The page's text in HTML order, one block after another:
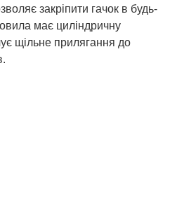
закріпити гачок в будь-
має циліндричну
щільне прилягання до